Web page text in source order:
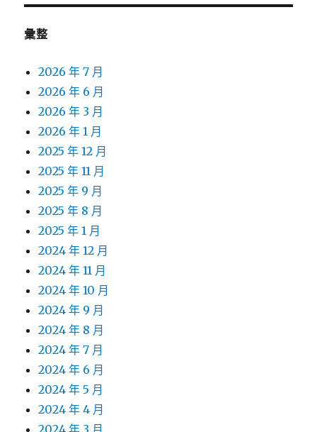
彙整
2026 年 7 月
2026 年 6 月
2026 年 3 月
2026 年 1 月
2025 年 12 月
2025 年 11 月
2025 年 9 月
2025 年 8 月
2025 年 1 月
2024 年 12 月
2024 年 11 月
2024 年 10 月
2024 年 9 月
2024 年 8 月
2024 年 7 月
2024 年 6 月
2024 年 5 月
2024 年 4 月